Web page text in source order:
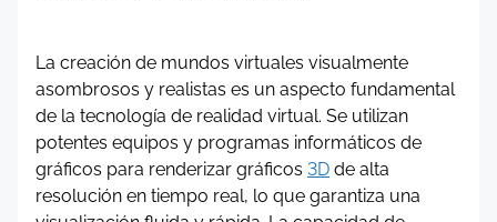
La creación de mundos virtuales visualmente
asombrosos y realistas es un aspecto fundamental
de la tecnología de realidad virtual. Se utilizan
potentes equipos y programas informáticos de
gráficos para renderizar gráficos 3D de alta
resolución en tiempo real, lo que garantiza una